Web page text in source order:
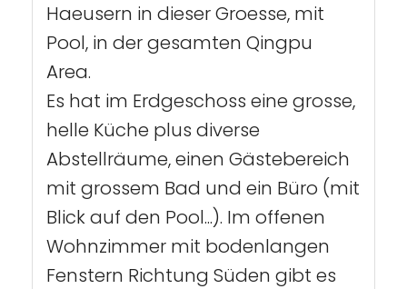
Haeusern in dieser Groesse, mit
Pool, in der gesamten Qingpu
Area.
Es hat im Erdgeschoss eine grosse,
helle Küche plus diverse
Abstellräume, einen Gästebereich
mit grossem Bad und ein Büro (mit
Blick auf den Pool...). Im offenen
Wohnzimmer mit bodenlangen
Fenstern Richtung Süden gibt es